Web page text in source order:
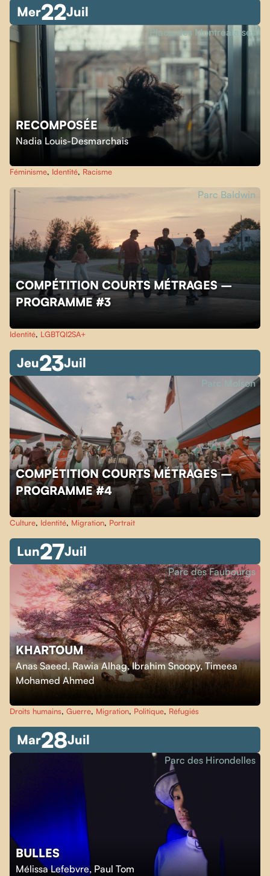
Mer22Juil
RECOMPOSÉE
Nadia Louis-Desmarchais
Place des Montréalaises
Féminisme, Identité, Racisme
COMPÉTITION COURTS MÉTRAGES –
PROGRAMME #3
Parc Baldwin
Identité, LGBTQI2SA+
Jeu23Juil
COMPÉTITION COURTS MÉTRAGES –
PROGRAMME #4
Parc Molson
Culture, Identité, Migration, Portrait
Lun27Juil
KHARTOUM
Anas Saeed, Rawia Alhag, Ibrahim Snoopy, Timeea
Mohamed Ahmed
Parc des Faubourgs
Droits humains, Guerre, Migration, Politique, Réfugiés
Mar28Juil
BULLES
Mélissa Lefebvre, Paul Tom
Parc des Hirondelles